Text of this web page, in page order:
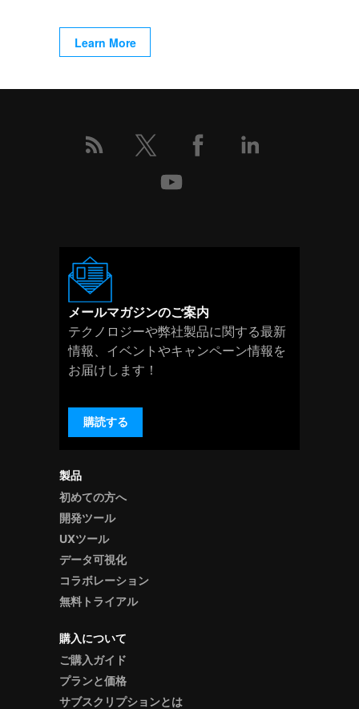
Learn More
製品
初めての方へ
開発ツール
UXツール
データ可視化
コラボレーション
無料トライアル
購入について
ご購入ガイド
プランと価格
サブスクリプションとは
メールマガジンのご案内
テクノロジーや弊社製品に関する最新
情報、イベントやキャンペーン情報を
お届けします！
購読する